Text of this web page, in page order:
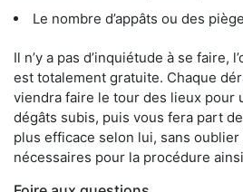
Le nombre d’appâts ou des
Il n’y a pas d’inquiétude à se faire,
est totalement gratuite. Chaque
viendra faire le tour des lieux pour
dégâts subis, puis vous fera part
plus efficace selon lui, sans
nécessaires pour la procédure